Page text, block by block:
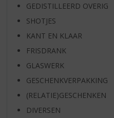
GEDISTILLEERD OVERIG
SHOTJES
KANT EN KLAAR
FRISDRANK
GLASWERK
GESCHENKVERPAKKING
(RELATIE)GESCHENKEN
DIVERSEN